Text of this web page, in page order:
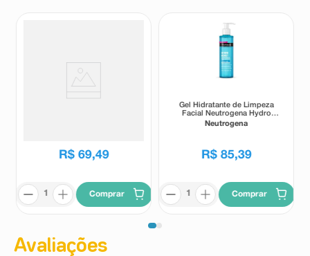
R$ 69,49
Comprar
Gel Hidratante de Limpeza
Facial Neutrogena Hydro
Boost Pele Normal e Sensível
Neutrogena
R$ 85,39
Comprar
Avaliações